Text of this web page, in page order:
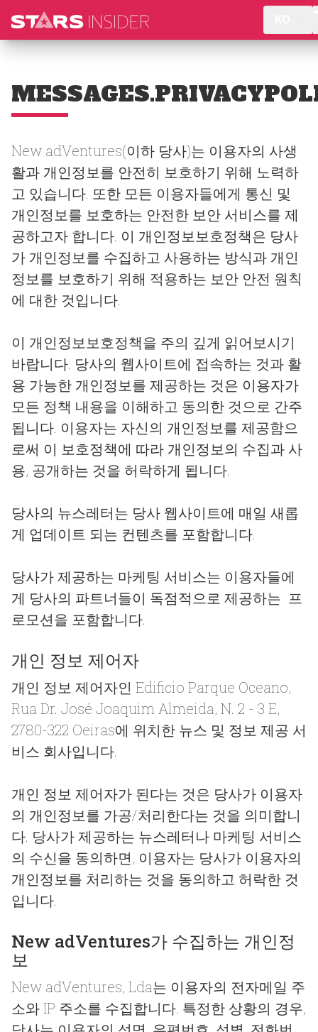
New adVentures(이하 당사)는 이용자의 사생
활과 개인정보를 안전히 보호하기 위해 노력하
고 있습니다. 또한 모든 이용자들에게 통신 및
개인정보를 보호하는 안전한 보안 서비스를 제
공하고자 합니다. 이 개인정보보호정책은 당사
가 개인정보를 수집하고 사용하는 방식과 개인
정보를 보호하기 위해 적용하는 보안 안전 원칙
에 대한 것입니다.
이 개인정보보호정책을 주의 깊게 읽어보시기
바랍니다. 당사의 웹사이트에 접속하는 것과 활
용 가능한 개인정보를 제공하는 것은 이용자가
모든 정책 내용을 이해하고 동의한 것으로 간주
됩니다. 이용자는 자신의 개인정보를 제공함으
로써 이 보호정책에 따라 개인정보의 수집과 사
용, 공개하는 것을 허락하게 됩니다.
당사의 뉴스레터는 당사 웹사이트에 매일 새롭
게 업데이트 되는 컨텐츠를 포함합니다.
당사가 제공하는 마케팅 서비스는 이용자들에
게 당사의 파트너들이 독점적으로 제공하는 프
로모션을 포함합니다.
개인 정보 제어자
개인 정보 제어자인 Edificio Parque Oceano,
Rua Dr. José Joaquim Almeida, N. 2 - 3 E,
2780-322 Oeiras에 위치한 뉴스 및 정보 제공 서
비스 회사입니다.
개인 정보 제어자가 된다는 것은 당사가 이용자
의 개인정보를 가공/처리한다는 것을 의미합니
다. 당사가 제공하는 뉴스레터나 마케팅 서비스
의 수신을 동의하면, 이용자는 당사가 이용자의
개인정보를 처리하는 것을 동의하고 허락한 것
입니다.
New adVentures가 수집하는 개인정
보
New adVentures, Lda는 이용자의 전자메일 주
소와 IP 주소를 수집합니다. 특정한 상황의 경우,